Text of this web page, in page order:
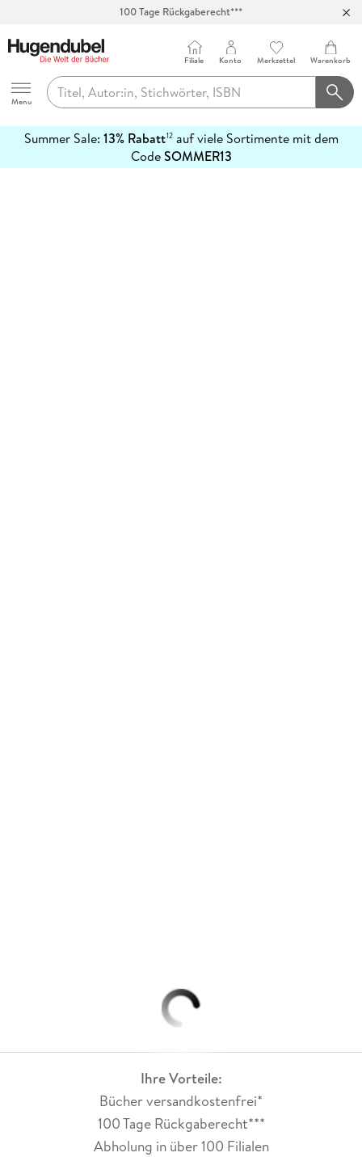
100 Tage Rückgaberecht***
Hugendubel
Menu
Filiale Konto Merkzettel Warenkorb
Summer Sale: 13% Rabatt12auf viele Sortimente mit dem
CodeSOMMER13
erfahren
Ihre Vorteile:
Bücher versandkostenfrei*
100 Tage Rückgaberecht***
Abholung in über 100 Filialen